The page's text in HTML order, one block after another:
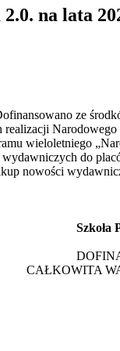
na lata
ze
realizacji
wieloletniego
do
nowości
Szkoła
CAŁKOWITA